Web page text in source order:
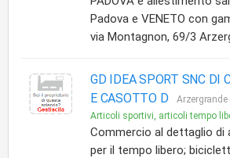
Padova e VENETO con
via Montagnon, 69/3
GD IDEA SPORT SNC DI
E CASOTTO D
Arzergrande
Articoli sportivi, articoli tempo
Commercio al dettaglio di
per il tempo libero;